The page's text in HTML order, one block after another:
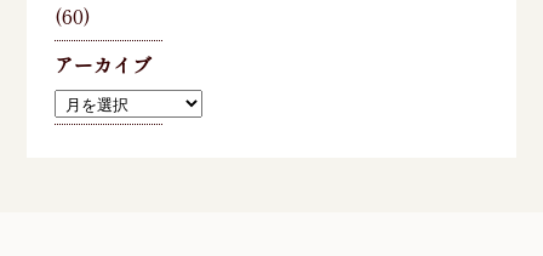
(60)
アーカイブ
ア